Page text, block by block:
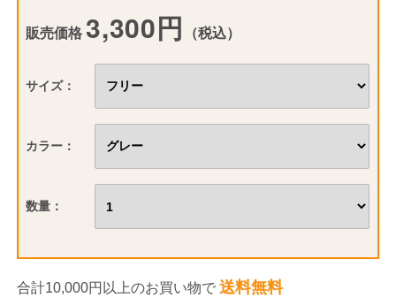
販売価格 3,300円 （税込）
サイズ：
カラー：
数量：
合計10,000円以上のお買い物で 送料無料